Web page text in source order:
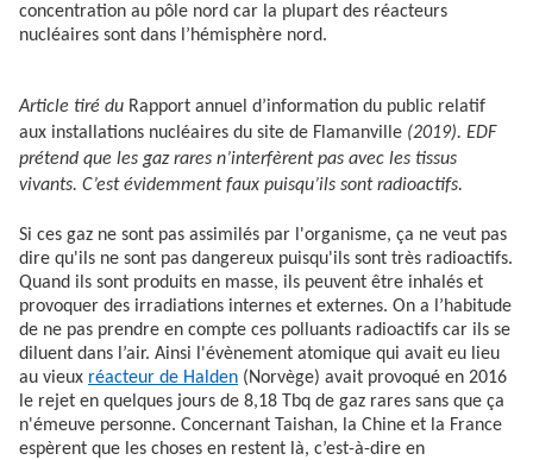
concentration au pôle nord car la plupart des réacteurs
nucléaires sont dans l’hémisphère nord.
Article tiré du Rapport annuel d’information du public relatif
aux installations nucléaires du site de Flamanville (2019). EDF
prétend que les gaz rares n’interfèrent pas avec les tissus
vivants. C’est évidemment faux puisqu’ils sont radioactifs.
Si ces gaz ne sont pas assimilés par l'organisme, ça ne veut pas
dire qu'ils ne sont pas dangereux puisqu'ils sont très radioactifs.
Quand ils sont produits en masse, ils peuvent être inhalés et
provoquer des irradiations internes et externes. On a l’habitude
de ne pas prendre en compte ces polluants radioactifs car ils se
diluent dans l’air. Ainsi l'évènement atomique qui avait eu lieu
au vieux réacteur de Halden (Norvège) avait provoqué en 2016
le rejet en quelques jours de 8,18 Tbq de gaz rares sans que ça
n'émeuve personne. Concernant Taishan, la Chine et la France
espèrent que les choses en restent là, c’est-à-dire en